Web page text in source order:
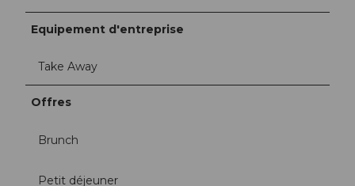
Equipement d'entreprise
Take Away
Offres
Brunch
Petit déjeuner